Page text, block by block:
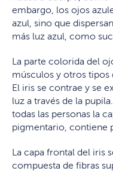
embargo, los ojos
azul, sino que
más luz azul, como
La parte colorida del
músculos y otros tipos
El iris se contrae y se
luz a través de la
todas las personas la
pigmentario, contiene
La capa frontal del iris
compuesta de fibras